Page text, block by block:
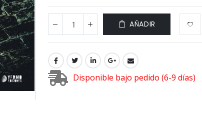
AÑADIR
Disponible bajo pedido (6-9 días)